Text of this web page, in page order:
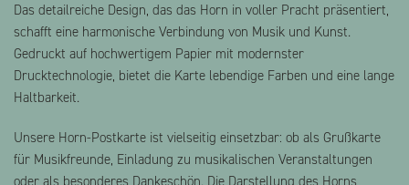
Das detailreiche Design, das das Horn in voller Pracht präsentiert,
schafft eine harmonische Verbindung von Musik und Kunst.
Gedruckt auf hochwertigem Papier mit modernster
Drucktechnologie, bietet die Karte lebendige Farben und eine lange
Haltbarkeit.
Unsere Horn-Postkarte ist vielseitig einsetzbar: ob als Grußkarte
für Musikfreunde, Einladung zu musikalischen Veranstaltungen